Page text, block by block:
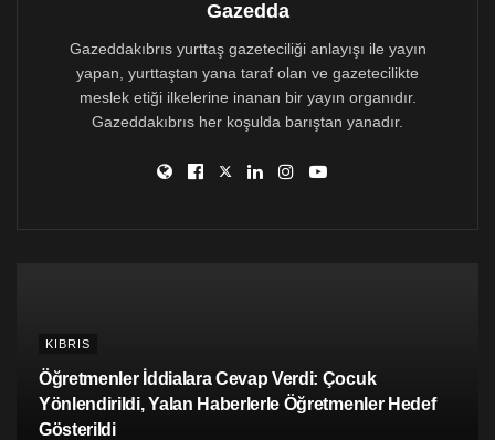
faaliyetlerinin toplamından oluşan hizmetler sektörünün
katma değeri de yüzde 4 azalış gösterdi.
Gazedda
Gazeddakıbrıs yurttaş gazeteciliği anlayışı ile yayın
yapan, yurttaştan yana taraf olan ve gazetecilikte
meslek etiği ilkelerine inanan bir yayın organıdır.
Gazeddakıbrıs her koşulda barıştan yanadır.
KIBRIS
Öğretmenler İddialara Cevap Verdi: Çocuk
Yönlendirildi, Yalan Haberlerle Öğretmenler Hedef
Gösterildi